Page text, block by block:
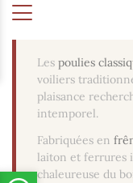
Les poulies
voiliers
plaisance
intemporel.
Fabriquées en
laiton et ferrures
chaleureuse du